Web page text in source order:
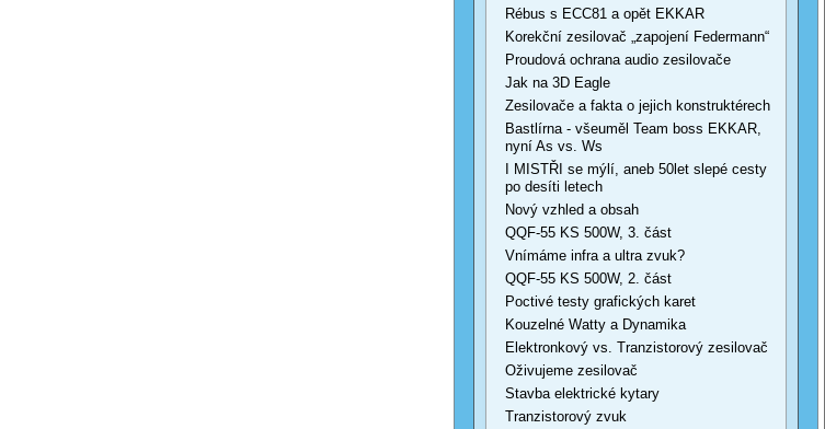
Rébus s ECC81 a opět EKKAR
Korekční zesilovač „zapojení Federmann“
Proudová ochrana audio zesilovače
Jak na 3D Eagle
Zesilovače a fakta o jejich konstruktérech
Bastlírna - všeuměl Team boss EKKAR,
nyní As vs. Ws
I MISTŘI se mýlí, aneb 50let slepé cesty
po desíti letech
Nový vzhled a obsah
QQF-55 KS 500W, 3. část
Vnímáme infra a ultra zvuk?
QQF-55 KS 500W, 2. část
Poctivé testy grafických karet
Kouzelné Watty a Dynamika
Elektronkový vs. Tranzistorový zesilovač
Oživujeme zesilovač
Stavba elektrické kytary
Tranzistorový zvuk